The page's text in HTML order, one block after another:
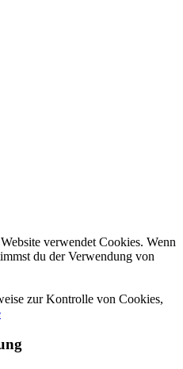
verwendet Cookies. Wenn
du der Verwendung von
zur Kontrolle von Cookies,